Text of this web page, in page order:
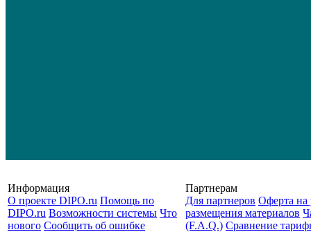
Информация
О проекте DIPO.ru Помощь по
DIPO.ru Возможности системы Что
нового Сообщить об ошибке
Партнерам
Для партнеров Оферта на
размещения материалов
(F.A.Q.) Cравнение